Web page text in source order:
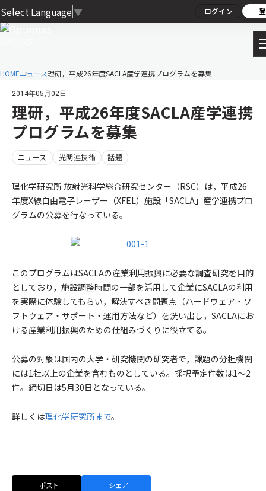
Select Language ▼ ログイン
HOMEニュース理研，平成26年度SACLA産学連携プログラムを募集
2014年05月02日
理研，平成26年度SACLA産学連携
プログラムを募集
ニュース 光関連技術 話題
理化学研究所 放射光科学総合研究センター（RSC）は，平成26
年度X線自由電子レーザー（XFEL）施設「SACLA」産学連携プロ
グラムの公募を行なっている。
このプログラムはSACLAの産業利用振興に必要な調査研究を目的
としており，施設調整時間の一部を活用して企業にSACLAの利用
を実際に体験してもらい，解決すべき問題点（ハードウェア・ソ
フトウェア・サポート・運用方法など）を洗い出し，SACLAにお
ける産業利用振興のための仕組みづくりに役立てる。
公募の対象は国内の大学・研究機関の研究者で，課題の分担機関
には1社以上の企業を含むものとしている。採択予定件数は1～2
件。締切日は5月30日となっている。
詳しくは理化学研究所まで。
ポスト シェア